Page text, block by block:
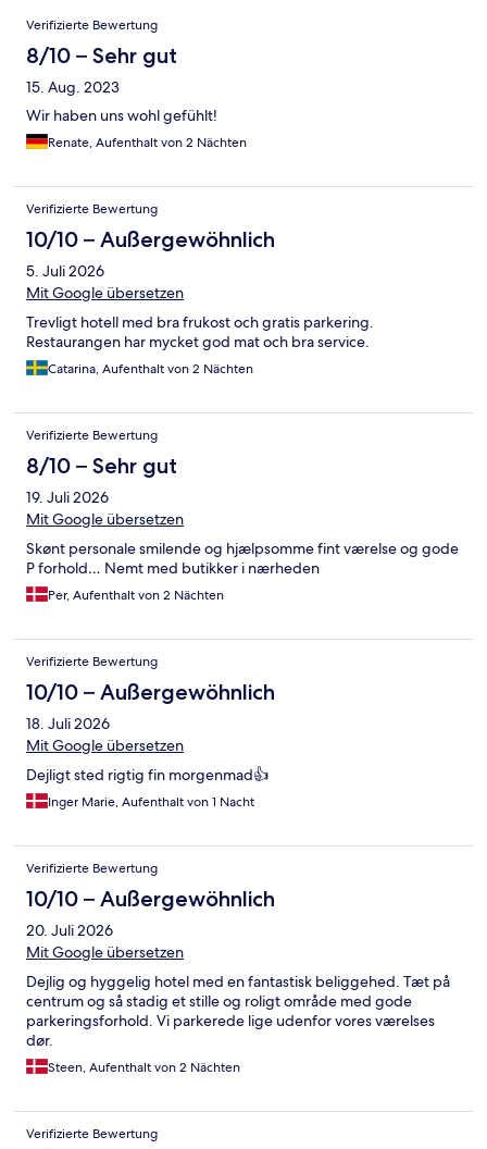
Bewertungen
Verifizierte Bewertung
8/10 – Sehr gut
15. Aug. 2023
Wir haben uns wohl gefühlt!
Renate, Aufenthalt von 2 Nächten
Verifizierte Bewertung
10/10 – Außergewöhnlich
5. Juli 2026
Mit Google übersetzen
Trevligt hotell med bra frukost och gratis parkering.
Restaurangen har mycket god mat och bra service.
Catarina, Aufenthalt von 2 Nächten
Verifizierte Bewertung
8/10 – Sehr gut
19. Juli 2026
Mit Google übersetzen
Skønt personale smilende og hjælpsomme fint værelse og gode
P forhold… Nemt med butikker i nærheden
Per, Aufenthalt von 2 Nächten
Verifizierte Bewertung
10/10 – Außergewöhnlich
18. Juli 2026
Mit Google übersetzen
Dejligt sted rigtig fin morgenmad👍
Inger Marie, Aufenthalt von 1 Nacht
Verifizierte Bewertung
10/10 – Außergewöhnlich
20. Juli 2026
Mit Google übersetzen
Dejlig og hyggelig hotel med en fantastisk beliggehed. Tæt på
centrum og så stadig et stille og roligt område med gode
parkeringsforhold. Vi parkerede lige udenfor vores værelses
dør.
Steen, Aufenthalt von 2 Nächten
Verifizierte Bewertung